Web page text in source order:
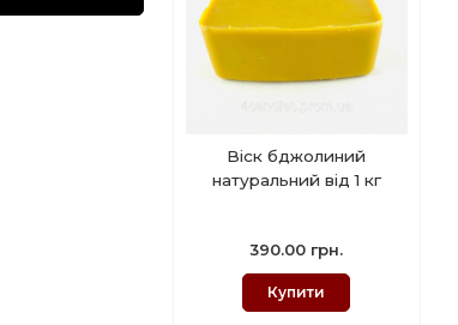
Віск бджолиний
натуральний від 1 кг
390.00 грн.
Купити